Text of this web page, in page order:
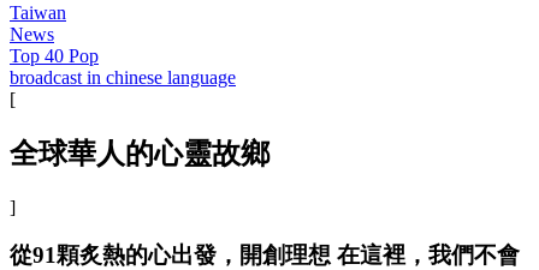
Taiwan
News
Top 40 Pop
broadcast in chinese language
[
全球華人的心靈故鄉
]
從91顆炙熱的心出發，開創理想 在這裡，我們不會